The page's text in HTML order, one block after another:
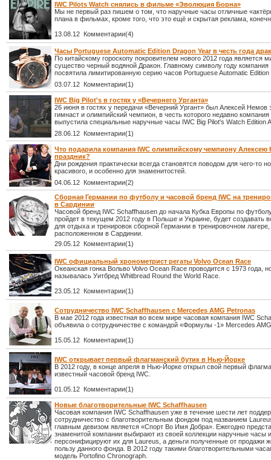
IWC Pilots Watch снялись в фильме «Эволюция Борна»
Мы не первый раз пишем о том, что наручные часы отличные
плана в фильмах, кроме того, что это ещё и скрытая реклама,
13.08.12 Комментарии(4)
Часы Portuguese Automatic Edition Dragon Year в честь года
По китайскому гороскопу покровителем нового 2012 года является
существо черный водяной Дракон. Главному символу году компания
посвятила лимитированную серию часов Portuguese Automatic Edition
03.07.12 Комментарии(1)
IWC Big Pilot's в гостях у «Вечернего Урганта»
26 июня в гостях у передачи «Вечерний Ургант» был Алексей Немов
гимнаст и олимпийский чемпион, в честь которого недавно
выпустила специальные наручные часы IWC Big Pilot's Watch Edition
28.06.12 Комментарии(1)
Что подарила компания IWC олимпийскому чемпиону Алексею
праздник?
Дни рождения практически всегда становятся поводом для чего-то
красивого, и особенно для знаменитостей.
04.06.12 Комментарии(2)
Сборная Германии по футболу и часовой бренд IWC на
в Сардинии
Часовой бренд IWC Schaffhausen до начала Кубка Европы по
пройдет в текущем 2012 году в Польше и Украине, будет создавать
для отдыха и тренировок сборной Германии в тренировочном лагере,
расположенном в Сардинии.
29.05.12 Комментарии(1)
IWC официальный хронометрист регаты Volvo Ocean Race
Океанская гонка Вольво Volvo Ocean Race проводится с 1973 года,
называлась Уитбред Whitbread Round the World Race.
23.05.12 Комментарии(1)
Сотрудничество IWC Schaffhausen с Mercedes AMG Petronas
В мае 2012 года известная во всем мире часовая компания IWC
объявила о сотрудничестве с командой «Формулы -1» Mercedes
15.05.12 Комментарии(1)
IWC открывает первый флагманский бутик в Нью-Йорке
В 2012 году, в конце апреля в Нью-Йорке открыл свой первый
известный часовой бренд IWC.
01.05.12 Комментарии(1)
Новые благотворительные IWC Schaffhausen
Часовая компания IWC Schaffhausen уже в течение шести лет
сотрудничество с благотворительным фондом под названием
главным девизом является «Спорт Во Имя Добра». Ежегодно
знаменитой компании выбирают из своей коллекции наручные часы и
персонифицируют их для Laureus, а деньги полученные от продажи
пользу данного фонда. В 2012 году такими благотворительными
модель Portofino Chronograph.